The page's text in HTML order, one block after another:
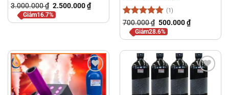
Được xếp
hạng55
sao
3.000.000₫ Giá
gốc
là:
3.000.000 ₫.
2.500.000₫Giá
hiện
là:
2.500.000 ₫.
Giảm16.7%
Được xếp
hạng55
sao
(1)
700.000₫ Giá
gốc
là:
700.000 ₫.
500.000₫Giá
hiện
là:
500.000 ₫.
Giảm28.6%